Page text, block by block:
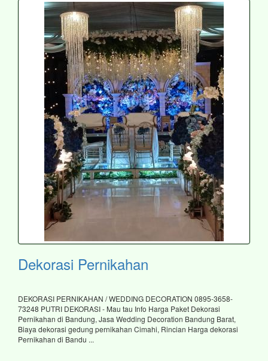
Dekorasi Pernikahan
DEKORASI PERNIKAHAN / WEDDING DECORATION 0895-3658-
73248 PUTRI DEKORASI - Mau tau Info Harga Paket Dekorasi
Pernikahan di Bandung, Jasa Wedding Decoration Bandung Barat,
Biaya dekorasi gedung pernikahan Cimahi, Rincian Harga dekorasi
Pernikahan di Bandu ...